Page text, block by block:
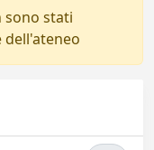
sono stati